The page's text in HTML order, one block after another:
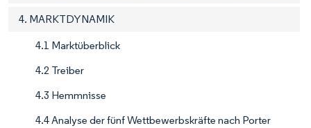
4. MARKTDYNAMIK
4.1 Marktüberblick
4.2 Treiber
4.3 Hemmnisse
4.4 Analyse der fünf Wettbewerbskräfte nach Porter